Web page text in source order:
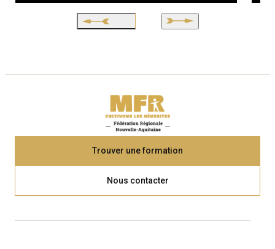
Trouver une formation
Nous contacter